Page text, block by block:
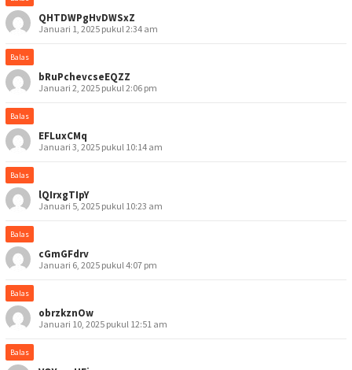
QHTDWPgHvDWSxZ
Januari 1, 2025 pukul 2:34 am
Balas
bRuPchevcseEQZZ
Januari 2, 2025 pukul 2:06 pm
Balas
EFLuxCMq
Januari 3, 2025 pukul 10:14 am
Balas
lQIrxgTIpY
Januari 5, 2025 pukul 10:23 am
Balas
cGmGFdrv
Januari 6, 2025 pukul 4:07 pm
Balas
obrzkznOw
Januari 10, 2025 pukul 12:51 am
Balas